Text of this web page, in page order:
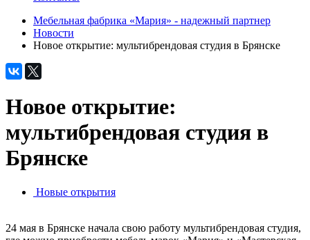
Мебельная фабрика «Мария» - надежный партнер
Новости
Новое открытие: мультибрендовая студия в Брянске
Новое открытие:
мультибрендовая студия в
Брянске
Новые открытия
24 мая в Брянске начала свою работу мультибрендовая студия,